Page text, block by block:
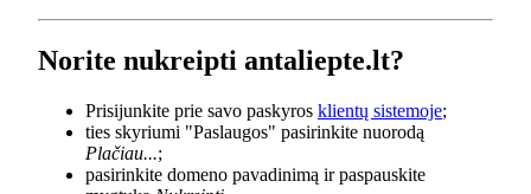
Norite nukreipti antaliepte.lt?
Prisijunkite prie savo paskyros klientų sistemoje;
ties skyriumi "Paslaugos" pasirinkite nuorodą
Plačiau...;
pasirinkite domeno pavadinimą ir paspauskite